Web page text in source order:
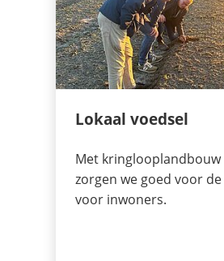
Lokaal voedsel
Met kringlooplandbouw
zorgen we goed voor
voor inwoners.